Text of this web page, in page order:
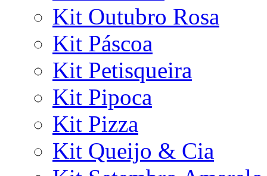
Kit Outubro Rosa
Kit Páscoa
Kit Petisqueira
Kit Pipoca
Kit Pizza
Kit Queijo & Cia